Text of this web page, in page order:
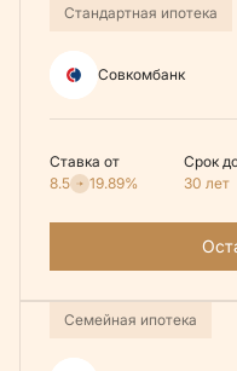
Стандартная ипотека
Совкомбанк
Ставка от
8.5
19.89%
Срок
30 лет
Семейная ипотека